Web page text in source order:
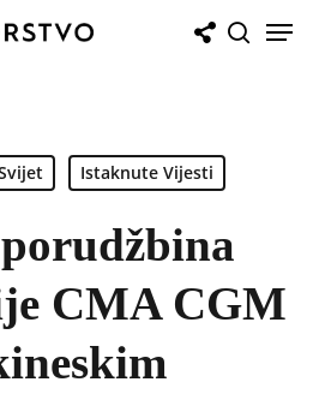
Menu
Istaknute Vijesti
CMA CGM